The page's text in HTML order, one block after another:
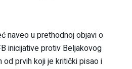
naveo u prethodnoj objavi o
inicijative protiv Beljakovog
od prvih koji je kritički pisao i